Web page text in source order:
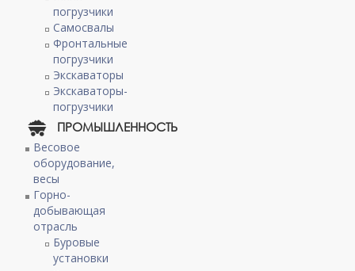
погрузчики
Самосвалы
Фронтальные
погрузчики
Экскаваторы
Экскаваторы-
погрузчики
ПРОМЫШЛЕННОСТЬ
Весовое
оборудование,
весы
Горно-
добывающая
отрасль
Буровые
установки